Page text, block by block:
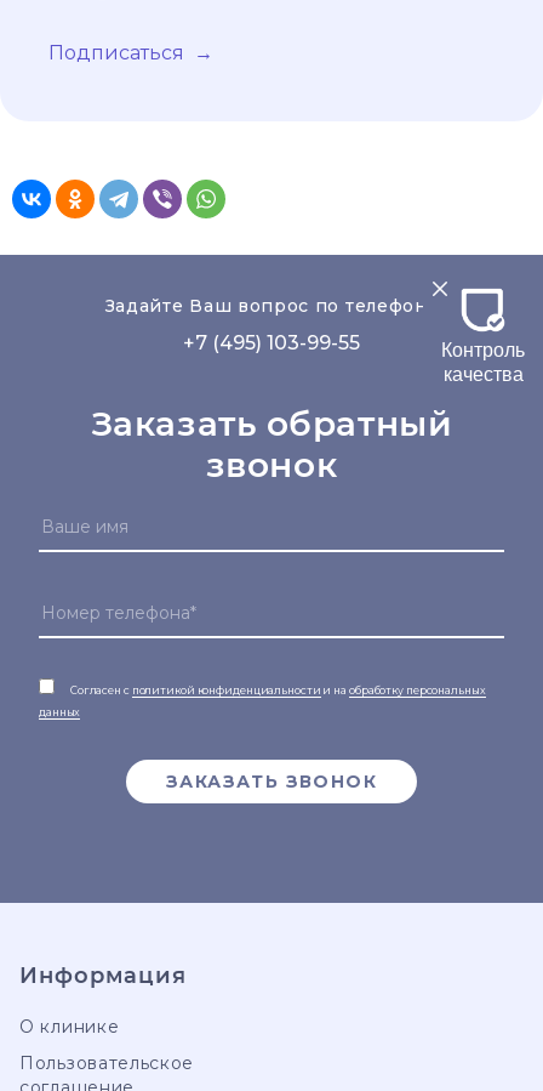
Подписаться
Задайте Ваш вопрос по телефону
+7 (495) 103-99-55
Заказать обратный
звонок
Согласен с политикой конфиденциальности и на обработку персональных
данных
ЗАКАЗАТЬ ЗВОНОК
Информация
О клинике
Пользовательское
Контроль
качества